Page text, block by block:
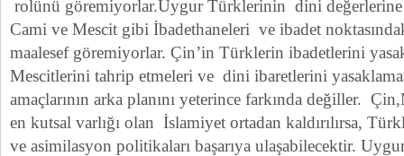
rolünü göremiyorlar.Uygur Türklerinin dini değerlerine
Cami ve Mescit gibi İbadethaneleri ve ibadet
maalesef göremiyorlar. Çin’in Türklerin ibadetlerini
Mescitlerini tahrip etmeleri ve dini ibaretlerini
amaçlarının arka planını yeterince farkında değiller.
en kutsal varlığı olan İslamiyet ortadan kaldırılırsa,
ve asimilasyon politikaları başarıya ulaşabilecektir.